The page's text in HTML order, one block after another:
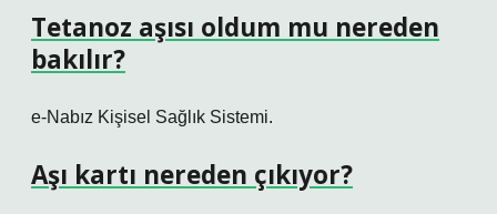
Tetanoz aşısı oldum mu nereden
bakılır?
e-Nabız Kişisel Sağlık Sistemi.
Aşı kartı nereden çıkıyor?